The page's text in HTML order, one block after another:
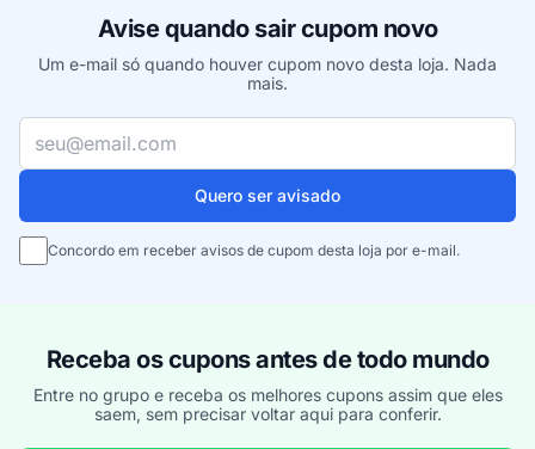
Avise quando sair cupom novo
Um e-mail só quando houver cupom novo desta loja. Nada
mais.
Seu e-mail
Quero ser avisado
Concordo em receber avisos de cupom desta loja por e-mail.
Receba os cupons antes de todo mundo
Entre no grupo e receba os melhores cupons assim que eles
saem, sem precisar voltar aqui para conferir.